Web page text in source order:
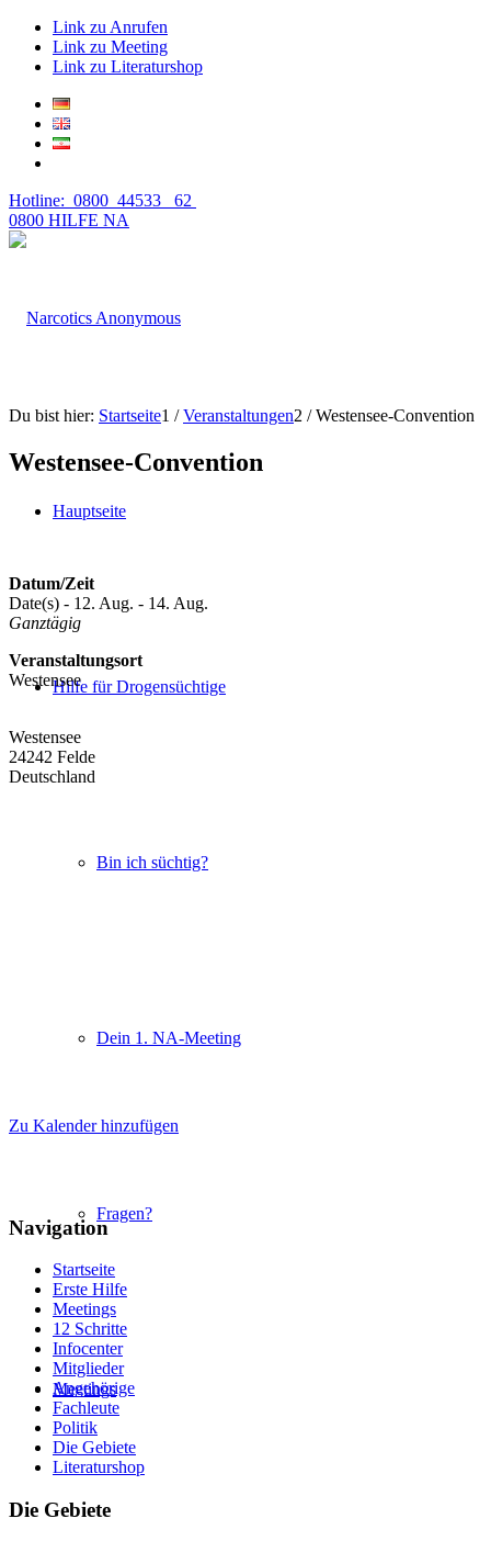
Link zu Anrufen
Link zu Meeting
Link zu Literaturshop
Hotline: 0800 44533 62
0800 HILFE NA
Hauptseite
Hilfe für Drogensüchtige
Bin ich süchtig?
Dein 1. NA-Meeting
Fragen?
Meetings
Du bist hier: Startseite1 / Veranstaltungen2 / Westensee-Convention
Westensee-Convention
Datum/Zeit
Date(s) - 12. Aug. - 14. Aug.
Ganztägig
Veranstaltungsort
Westensee
Westensee
24242 Felde
Deutschland
Zu Kalender hinzufügen
Navigation
Startseite
Erste Hilfe
Meetings
12 Schritte
Infocenter
Mitglieder
Angehörige
Fachleute
Politik
Die Gebiete
Literaturshop
Die Gebiete